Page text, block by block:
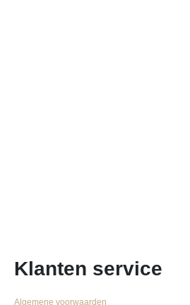
Klanten service
Algemene voorwaarden